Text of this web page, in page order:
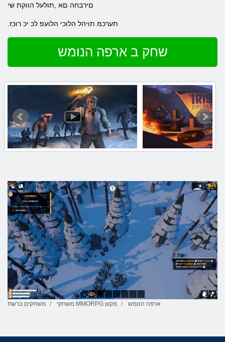
םירבחה םא ,תולעל הווקת שי
.תערכמ תויהל הלוכי הלועפ לכ יכ רוכז
שחק ב ארפה הנומש
משחקים ברשת משחקי MMORPG מקוון ארפה הנומש